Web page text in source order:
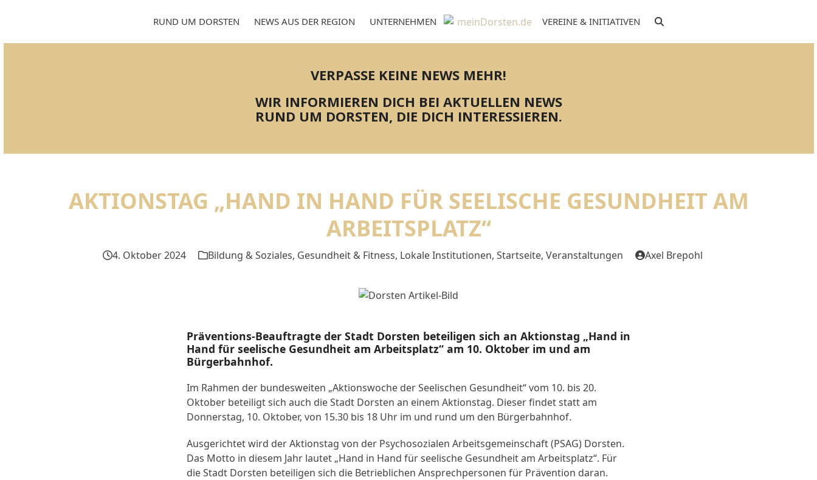
RUND UM DORSTEN NEWS AUS DER REGION UNTERNEHMEN VEREINE & INITIATIVEN
VERPASSE KEINE NEWS MEHR!
WIR INFORMIEREN DICH BEI AKTUELLEN NEWS
RUND UM DORSTEN, DIE DICH INTERESSIEREN.
AKTIONSTAG „HAND IN HAND FÜR SEELISCHE GESUNDHEIT AM
ARBEITSPLATZ“
4. Oktober 2024 Bildung & Soziales, Gesundheit & Fitness, Lokale Institutionen, Startseite, Veranstaltungen Axel Brepohl
Präventions-Beauftragte der Stadt Dorsten beteiligen sich an Aktionstag „Hand in
Hand für seelische Gesundheit am Arbeitsplatz“ am 10. Oktober im und am
Bürgerbahnhof.
Im Rahmen der bundesweiten „Aktionswoche der Seelischen Gesundheit“ vom 10. bis 20.
Oktober beteiligt sich auch die Stadt Dorsten an einem Aktionstag. Dieser findet statt am
Donnerstag, 10. Oktober, von 15.30 bis 18 Uhr im und rund um den Bürgerbahnhof.
Ausgerichtet wird der Aktionstag von der Psychosozialen Arbeitsgemeinschaft (PSAG) Dorsten.
Das Motto in diesem Jahr lautet „Hand in Hand für seelische Gesundheit am Arbeitsplatz“. Für
die Stadt Dorsten beteiligen sich die Betrieblichen Ansprechpersonen für Prävention daran.